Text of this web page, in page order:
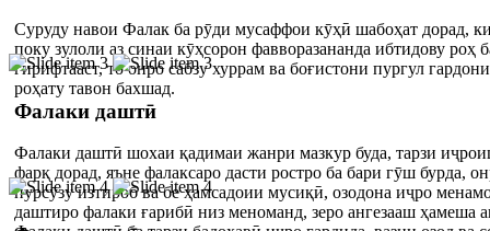
Суруду навои Фалак ба рӯди мусаффои кӯҳӣ шабоҳат дорад,
поку зулоли аз синаи кӯҳсорон фавворазананда ибтидову роҳ
гирифтааст, то онро сабзу хуррам ва боғистони пургул
роҳату тавон бахшад.
Фалаки даштӣ
Фалаки даштӣ шохаи қадимаи жанри мазкур буда, тарзи
фарқ дорад, яъне фалаксаро дасти ростро ба бари гӯш бурда,
пурсӯзу изтироб ва бе ҳамсадоии мусиқӣ, озодона иҷро
даштиро фалаки ғарибӣ низ меноманд, зеро ангезааш